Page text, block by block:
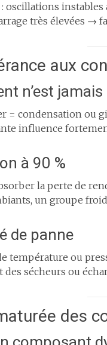
: oscillations instables
très élevées →
aux
n’est
= condensation ou
influence
à 90 %
la perte de
un groupe
de panne
température ou
sécheurs ou
des